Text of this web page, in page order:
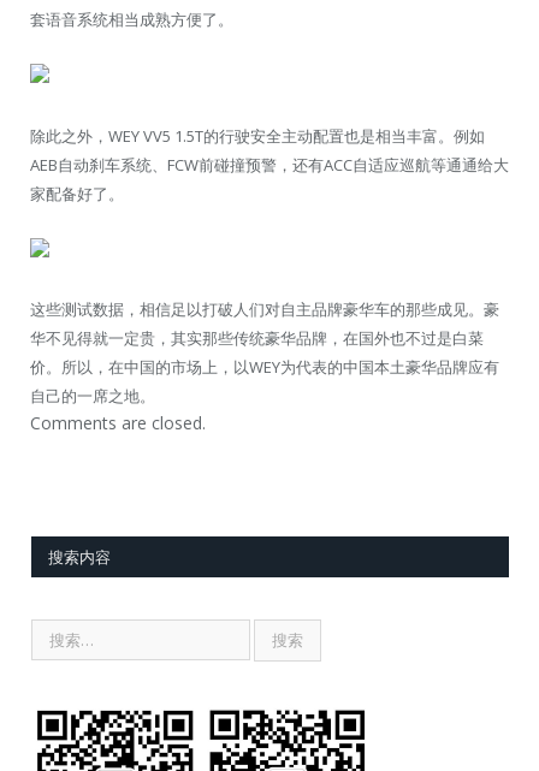
套语音系统相当成熟方便了。
除此之外，WEY VV5 1.5T的行驶安全主动配置也是相当丰富。例如
AEB自动刹车系统、FCW前碰撞预警，还有ACC自适应巡航等通通给大
家配备好了。
这些测试数据，相信足以打破人们对自主品牌豪华车的那些成见。豪
华不见得就一定贵，其实那些传统豪华品牌，在国外也不过是白菜
价。所以，在中国的市场上，以WEY为代表的中国本土豪华品牌应有
自己的一席之地。
Comments are closed.
搜索内容